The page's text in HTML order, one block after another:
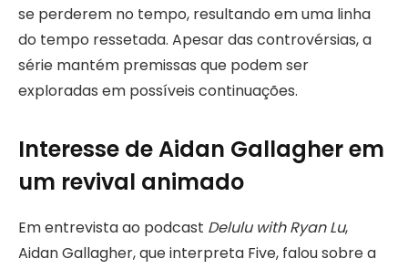
se perderem no tempo, resultando em uma linha
do tempo ressetada. Apesar das controvérsias, a
série mantém premissas que podem ser
exploradas em possíveis continuações.
Interesse de Aidan Gallagher em
um revival animado
Em entrevista ao podcast Delulu with Ryan Lu,
Aidan Gallagher, que interpreta Five, falou sobre a